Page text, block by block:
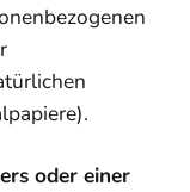
oder einer